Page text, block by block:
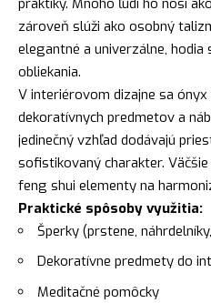
zároveň slúži ako osobný
elegantné a univerzálne,
obliekania.
V interiérovom dizajne sa
dekoratívnych predmetov a
jedinečný vzhľad dodávajú
sofistikovaný charakter.
feng shui elementy na
Praktické spôsoby využitia:
Šperky (prstene,
Dekoratívne predmety do
Meditačné pomôcky